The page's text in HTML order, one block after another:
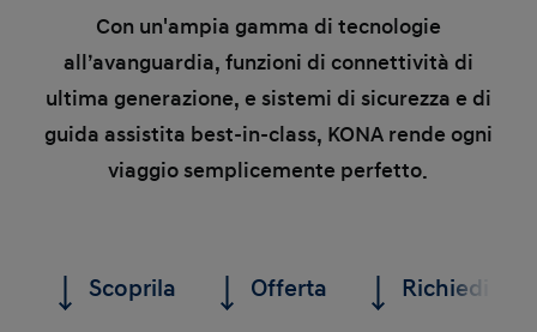
Con un'ampia gamma di tecnologie
all’avanguardia, funzioni di connettività di
ultima generazione, e sistemi di sicurezza e di
guida assistita best-in-class, KONA rende ogni
viaggio semplicemente perfetto.
Scoprila Offerta Richiedi un